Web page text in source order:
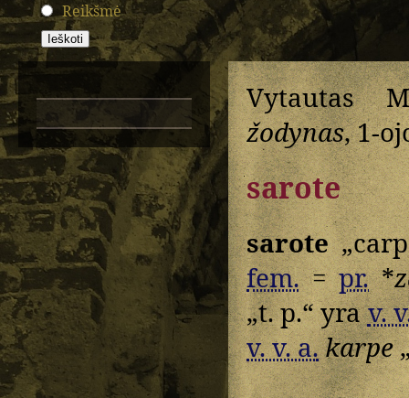
Reikšmė
Vytautas
žodynas, 1-
sarote
sarote
fem.=pr.*
„t. p.“ yrav.
v. v. a.karpe